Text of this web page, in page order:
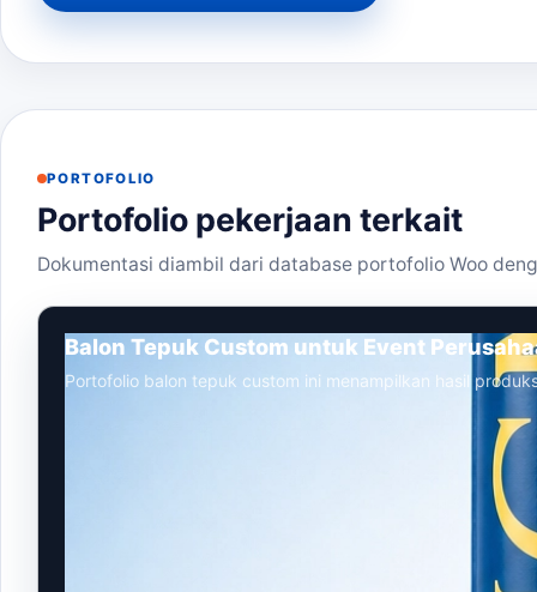
PORTOFOLIO
Portofolio pekerjaan terkait
Dokumentasi diambil dari database portofolio Woo
Balon Tepuk Custom untuk Event
Portofolio balon tepuk custom ini menampilkan hasil